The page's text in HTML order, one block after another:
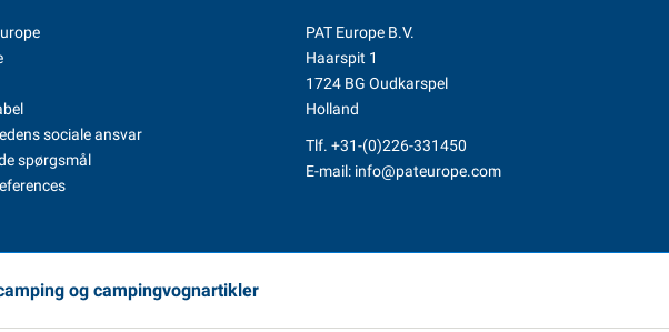
sociale ansvar
spørgsmål
PAT Europe B.V.
Haarspit 1
1724 BG Oudkarspel
Holland
Tlf. +31-(0)226-331450
E-mail: info@pateurope.com
og campingvognartikler